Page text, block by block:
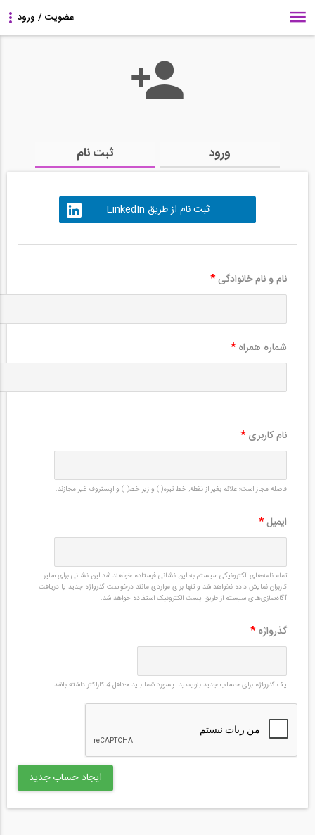
ورود ثبت نام
ثبت نام از طریق LinkedIn
نام و نام خانوادگی*
شماره همراه *
نام کاربری *
فاصله مجاز است؛ علائم بغیر از نقطه, خط تیره(-) و زیر خط(_) و اپستروف غیر مجازند.
ایمیل*
تمام نامه‌های الکترونیکی سیستم به این نشانی فرستاده خواهند شد.این نشانی برای سایر
کاربران نمایش داده نخواهد شد و تنها برای مواردی مانند درخواست گذرواژه جدید یا دریافت
آگاه‌سازی‌های سیستم از طریق پست الکترونیک استفاده خواهد شد.
گذرواژه *
یک گذرواژه برای حساب جدید بنویسید. پسورد شما باید حداقل4 کاراکتر داشته باشد.